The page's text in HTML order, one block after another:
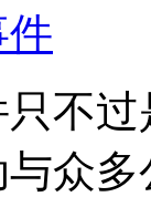
不
众